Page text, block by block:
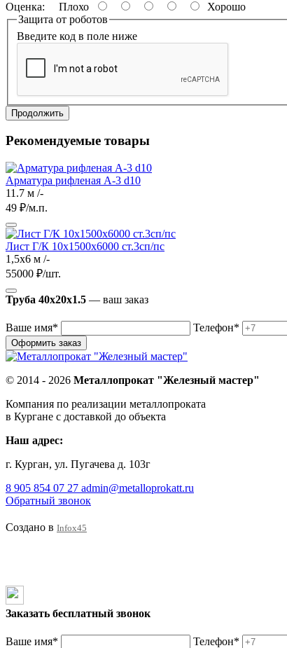
Оценка: Плохо
Хорошо
Защита от роботов
Введите код в поле ниже
Продолжить
Рекомендуемые товары
Арматура рифленая А-3 d10
11.7 м /-
49 ₽/м.п.
Лиcт Г/К 10х1500х6000 ст.3сп/пс
1,5х6 м /-
55000 ₽/шт.
Труба 40х20х1.5 — ваш заказ
Ваше имя* Телефон*
© 2014 - 2026 Металлопрокат "Железный мастер"
Компания по реализации металлопроката
в Кургане с доставкой до объекта
Наш адрес:
г. Курган, ул. Пугачева д. 103г
8 905 854 07 27 admin@metalloprokatt.ru
Обратный звонок
Создано в Infox45
Заказать бесплатный звонок
Ваше имя* Телефон*